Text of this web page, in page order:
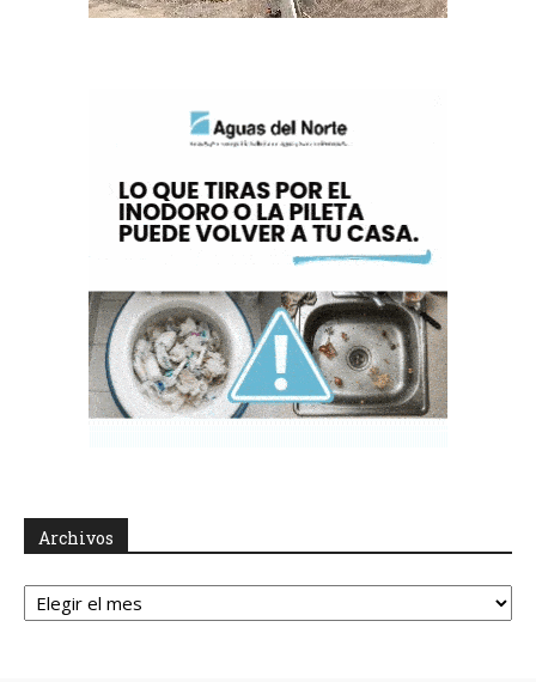
Archivos
Archivos